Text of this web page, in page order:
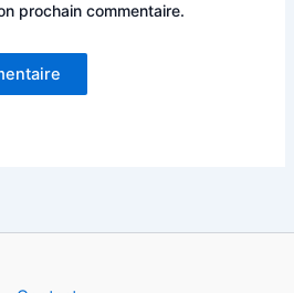
prochain commentaire.